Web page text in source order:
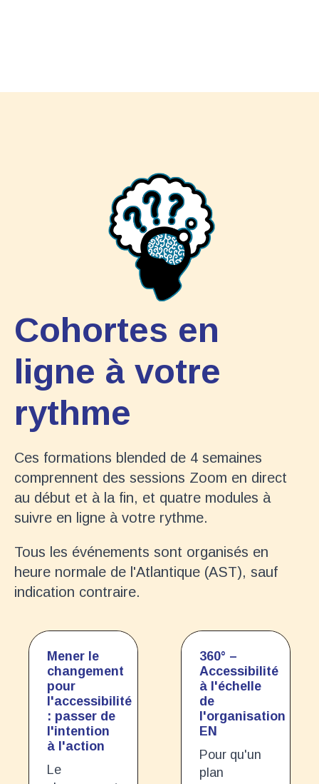
Cohortes en
ligne à votre
rythme
Ces formations blended de 4 semaines
comprennent des sessions Zoom en direct
au début et à la fin, et quatre modules à
suivre en ligne à votre rythme.
Tous les événements sont organisés en
heure normale de l'Atlantique (AST), sauf
indication contraire.
Mener le
changement
pour
l'accessibilité
: passer de
l'intention
à l'action
Le
360° –
Accessibilité
à l'échelle
de
l'organisation
EN
Pour qu'un
plan